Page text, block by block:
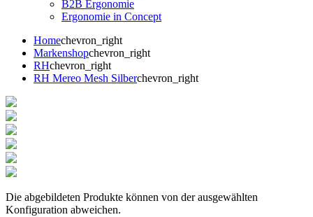
B2B Ergonomie
Ergonomie in Concept
Homechevron_right
Markenshopchevron_right
RHchevron_right
RH Mereo Mesh Silberchevron_right
Die abgebildeten Produkte können von der ausgewählten
Konfiguration abweichen.